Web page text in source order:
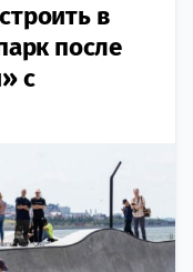
в
после
с